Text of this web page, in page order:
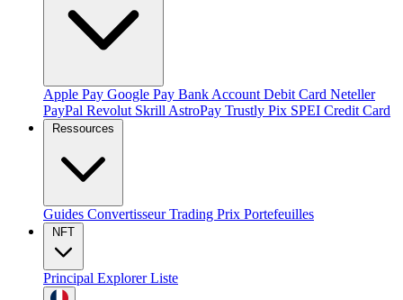
Apple Pay Google Pay Bank Account Debit Card Neteller
PayPal Revolut Skrill AstroPay Trustly Pix SPEI Credit Card
Ressources
Guides ConvertisseurTrading Prix Portefeuilles
NFT
Principal ExplorerListe